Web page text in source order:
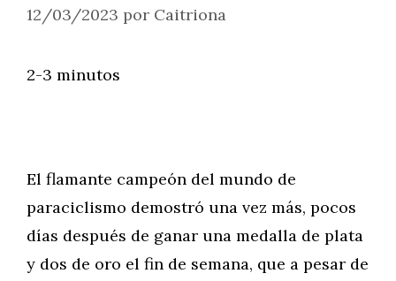
12/03/2023 por Caitriona
2-3 minutos
El flamante campeón del mundo de
paraciclismo demostró una vez más, pocos
días después de ganar una medalla de plata
y dos de oro el fin de semana, que a pesar de